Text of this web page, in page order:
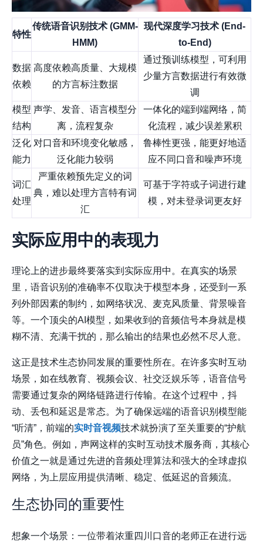
特性
传统语音识别技术 (GMM-
HMM)
现代深度学习技术 (End-
to-End)
数据
依赖
高度依赖高质量、大规模
的方言标注数据
通过预训练模型，可利用
少量方言数据进行有效微
调
模型
结构
声学、发音、语言模型分
离，流程复杂
一体化的端到端网络，简
化流程，减少误差累积
泛化
能力
对口音和环境变化敏感，
泛化能力较弱
鲁棒性更强，能更好地适
应不同口音和噪声环境
词汇
处理
严重依赖预先定义的词
典，难以处理方言特有词
汇
可基于字符或子词进行建
模，对未登录词更友好
实际应用中的表现力
理论上的进步最终要落实到实际应用中。在真实的场景
里，语音识别的准确率不仅取决于模型本身，还受到一系
列外部因素的制约，如网络状况、麦克风质量、背景噪音
等。一个顶尖的AI模型，如果收到的音频信号本身就是模
糊不清、充满干扰的，那么输出的结果也必然不尽人意。
这正是技术生态协同发展的重要性所在。在许多实时互动
场景，如在线教育、视频会议、社交泛娱乐等，语音信号
需要通过复杂的网络链路进行传输。在这个过程中，抖
动、丢包和延迟是常态。为了确保远端的语音识别模型能
“听清”，前端的实时音视频技术就扮演了至关重要的“护航
员”角色。例如， 声网这样的实时互动技术服务商，其核心
价值之一就是通过先进的音频处理算法和强大的全球虚拟
网络，为上层应用提供清晰、稳定、低延迟的音频流。
生态协同的重要性
想象一个场景：一位带着浓重四川口音的老师正在进行远